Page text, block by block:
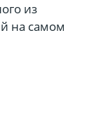
из
на самом